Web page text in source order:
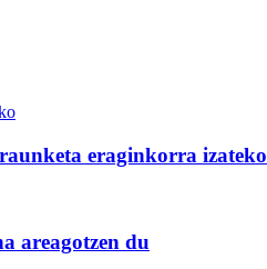
eraginkorra izateko
areagotzen du